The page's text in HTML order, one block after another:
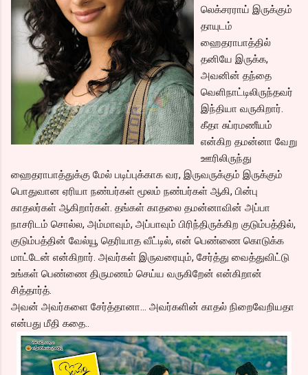
லெக்சரராய் இருக்கும்
தாயுடம்
ஹைதராபாத்தில்
தனியே இருக்க,
அவனின் தந்தை
வெளிநாட்டிலிருந்தவர்
இந்தியா வருகிறார்.
கீதா சுப்ரமணீயம்
என்கிற தமன்னா வேறு
ஊரிலிருந்து
ஹைதராபாத்துக்கு மேல் படிப்புக்காக வர, இருவருக்கும் இருக்கும்
பொதுவான ஏரியா நண்பர்கள் மூலம் நண்பர்கள் ஆகி, பின்பு
காதலர்கள் ஆகிறார்கள். தங்கள் காதலை தமன்னாவின் அப்பா
நாசரிடம் சொல்ல, அம்மாவும், அப்பாவும் பிரிந்திருக்கிற குடும்பத்தில்,
குடும்பத்தின் வேல்யூ தெரியாத வீட்டில், என் பெண்ணை கொடுக்க
மாட்டேன் என்கிறார். அவர்கள் இருவரையும், சேர்த்து வைத்துவிட்டு
உங்கள் பெண்ணை திருமணம் செய்ய வருகிறேன் என்கிறான்
சித்தார்த்.
அவன் அவர்களை சேர்த்தானா... அவர்களின் காதல் நிறைவேறியதா
என்பது மீதி கதை..